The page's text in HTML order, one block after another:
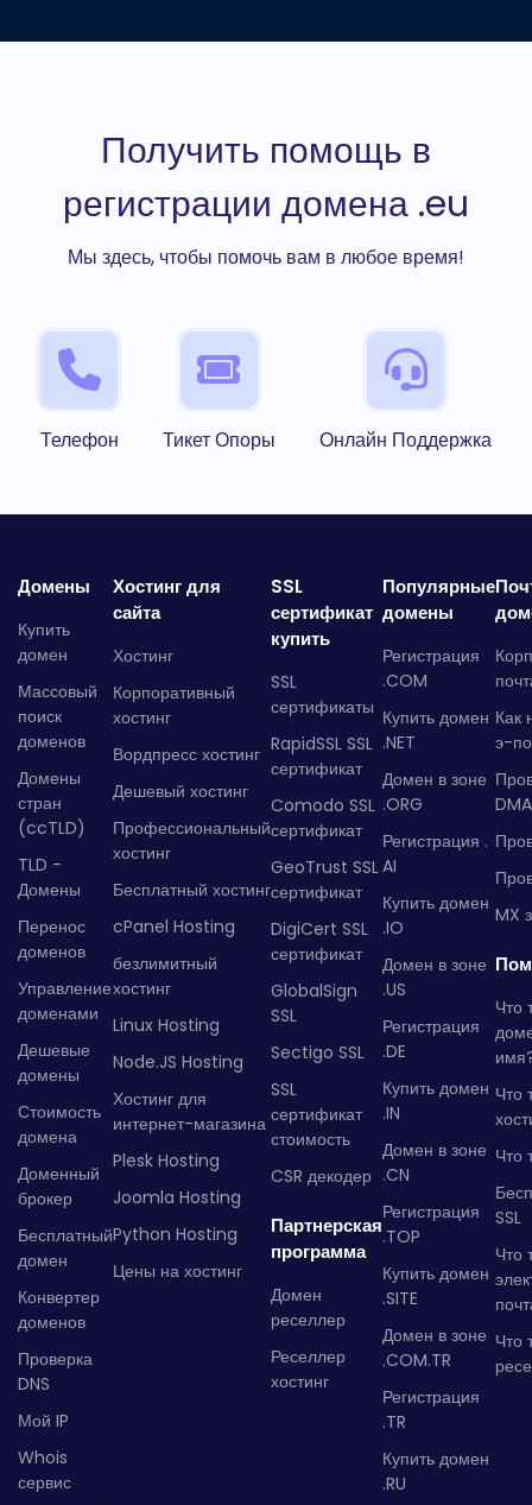
Получить помощь в
регистрации домена .eu
Мы здесь, чтобы помочь вам в любое время!
Телефон Тикет Опоры Онлайн Поддержка
Домены
Купить
домен
Массовый
поиск
доменов
Домены
стран
(ccTLD)
TLD -
Домены
Перенос
доменов
Управление
доменами
Дешевые
домены
Стоимость
домена
Доменный
брокер
Бесплатный
домен
Конвертер
доменов
Проверка
DNS
Мой IP
Whois
сервис
Хостинг для
сайта
Хостинг
Корпоративный
хостинг
Вордпресс хостинг
Дешевый хостинг
Профессиональный
хостинг
Бесплатный хостинг
cPanel Hosting
безлимитный
хостинг
Linux Hosting
Node.JS Hosting
Хостинг для
интернет-магазина
Plesk Hosting
Joomla Hosting
Python Hosting
Цены на хостинг
SSL
сертификат
купить
SSL
сертификаты
RapidSSL SSL
сертификат
Comodo SSL
сертификат
GeoTrust SSL
сертификат
DigiCert SSL
сертификат
GlobalSign
SSL
Sectigo SSL
SSL
сертификат
стоимость
CSR декодер
Партнерская
программа
Домен
реселлер
Реселлер
хостинг
Популярные
домены
Регистрация
.COM
Купить домен
.NET
Домен в зоне
.ORG
Регистрация .
AI
Купить домен
.IO
Домен в зоне
.US
Регистрация
.DE
Купить домен
.IN
Домен в зоне
.CN
Регистрация
.TOP
Купить домен
.SITE
Домен в зоне
.COM.TR
Регистрация
.TR
Купить домен
.RU
Как
э-
MX
Что
Что
Что
SSL
Что
Что